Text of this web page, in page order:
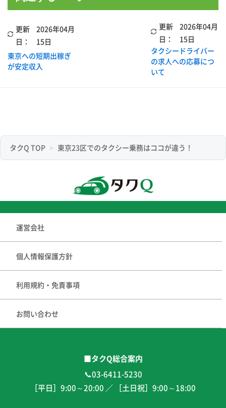
更新
日：
2026年04月
15日
東京への短期出稼ぎ
が安定収入
更新
日：
2026年04月
15日
タクシードライバー
の求人への応募につ
いて
タクQ TOP 東京23区でのタクシー乗務はココが違う！
運営会社
個人情報保護方針
利用規約・免責事項
お問い合わせ
■タクQ総合案内
📞03-6411-5230
［平日］ 9:00～20:00 ／ ［土日祝］ 9:00～18:00